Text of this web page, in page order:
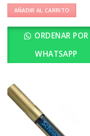
AÑADIR AL CARRITO
ORDENAR POR
WHATSAPP